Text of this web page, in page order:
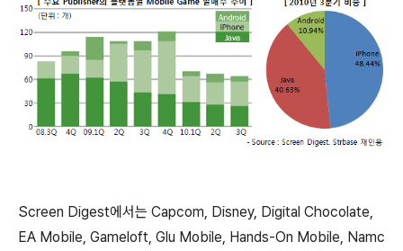
Screen Digest에서는 Capcom, Disney, Digital Chocolate,
EA Mobile, Gameloft, Glu Mobile, Hands-On Mobile, Namc